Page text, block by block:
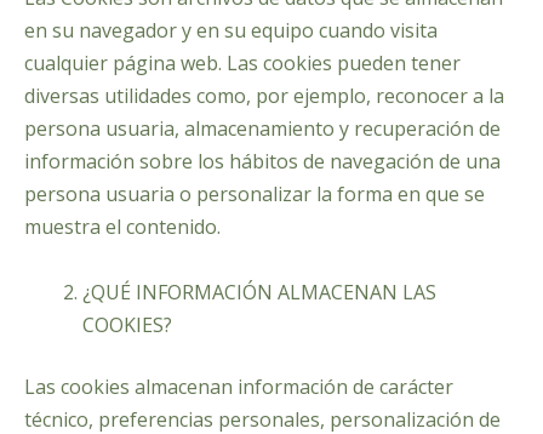
en su navegador y en su equipo cuando visita
cualquier página web. Las cookies pueden tener
diversas utilidades como, por ejemplo, reconocer a la
persona usuaria, almacenamiento y recuperación de
información sobre los hábitos de navegación de una
persona usuaria o personalizar la forma en que se
muestra el contenido.
¿QUÉ INFORMACIÓN ALMACENAN LAS
COOKIES?
Las cookies almacenan información de carácter
técnico, preferencias personales, personalización de